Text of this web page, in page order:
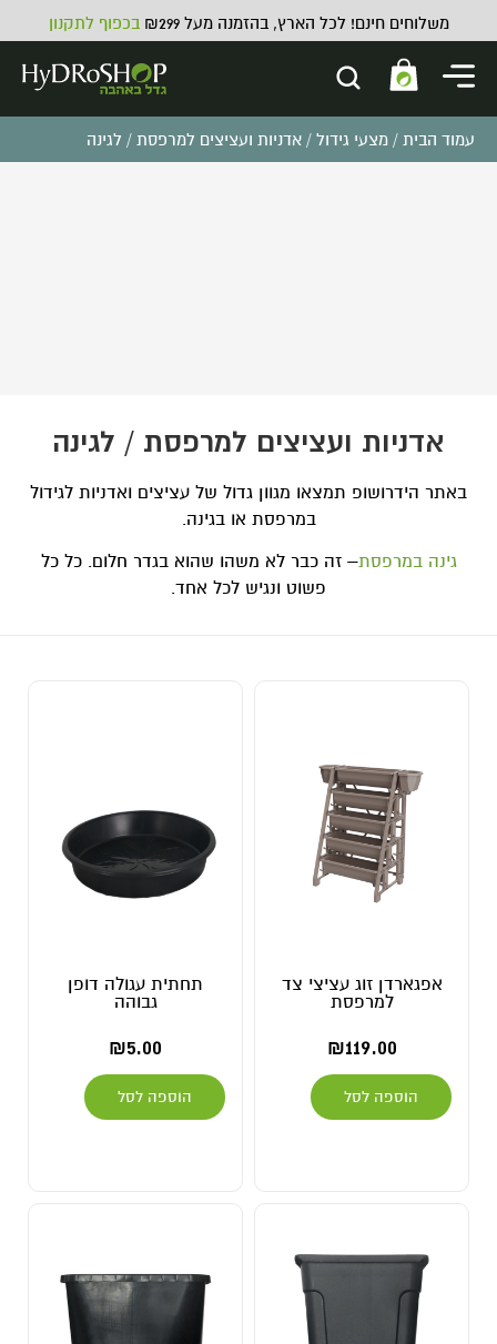
משלוחים חינם! לכל הארץ, בהזמנה מעל ₪299 בכפוף לתקנון
עמוד הבית / מצעי גידול / אדניות ועציצים למרפסת / לגינה
אדניות ועציצים למרפסת / לגינה
באתר הידרושופ תמצאו מגוון גדול של עציצים ואדניות לגידול
במרפסת או בגינה.
גינה במרפסת– זה כבר לא משהו שהוא בגדר חלום. כל כל
פשוט ונגיש לכל אחד.
אפגארדן זוג עציצי צד
למרפסת
₪119.00
הוספה לסל
תחתית עגולה דופן
גבוהה
₪5.00
הוספה לסל